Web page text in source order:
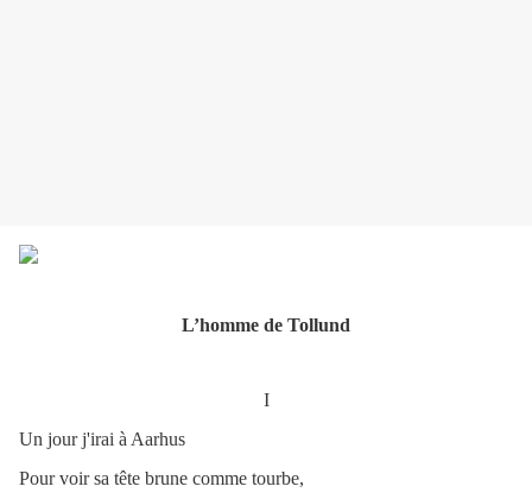
L’homme de Tollund
I
Un jour j'irai à Aarhus
Pour voir sa tête brune comme tourbe,